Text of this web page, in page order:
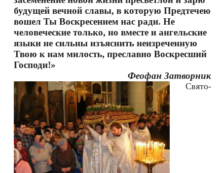
будущей вечной славы, в которую Предтечею
вошел Ты Воскресением нас ради. Не
человеческие только, но вместе и ангельские
языки не сильны изъяснить неизреченную
Твою к нам милость, преславно Воскресший
Господи!»
Феофан Затворник
Свято-